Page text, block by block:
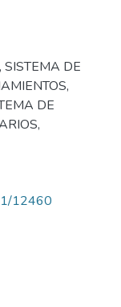
, SISTEMA DE
,
DE
,
12460